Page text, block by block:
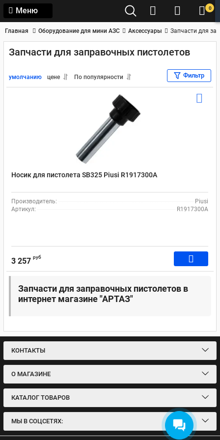
Меню 0
Главная Оборудование для мини АЗС Аксессуары Запчасти для
Запчасти для заправочных пистолетов
умолчанию цене По популярности Фильтр
Носик для пистолета SB325 Piusi R1917300A
Производитель:
Piusi
Артикул:
R1917300A
3 257 руб
Запчасти для заправочных пистолетов в
интернет магазине "АРТАЗ"
КОНТАКТЫ
О МАГАЗИНЕ
КАТАЛОГ ТОВАРОВ
МЫ В СОЦСЕТЯХ: